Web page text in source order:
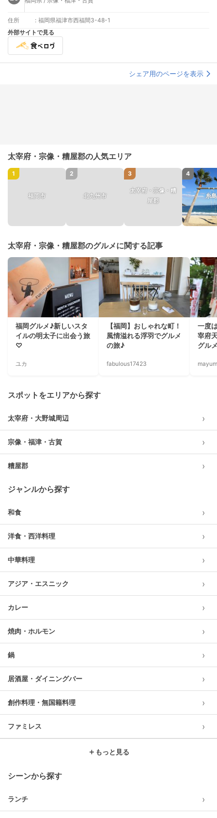
住所 : 福岡県福津市西福間3-48-1
外部サイトで見る
シェア用のページを表示
太宰府・宗像・糟屋郡の人気エリア
1
福岡市
2
北九州市
3
太宰府・宗像・糟
屋郡
4
糸島
太宰府・宗像・糟屋郡のグルメに関する記事
福岡グルメ♪新しいスタ
イルの明太子に出会う旅
♡
ユカ
【福岡】おしゃれな町！
風情溢れる浮羽でグルメ
の旅♪
fabulous17423
一度
宰府
グル
スポットをエリアから探す
太宰府・大野城周辺 ›
宗像・福津・古賀 ›
糟屋郡 ›
ジャンルから探す
和食 ›
洋食・西洋料理 ›
中華料理 ›
アジア・エスニック ›
カレー ›
焼肉・ホルモン ›
鍋 ›
居酒屋・ダイニングバー ›
創作料理・無国籍料理 ›
ファミレス ›
＋ もっと見る
シーンから探す
ランチ ›